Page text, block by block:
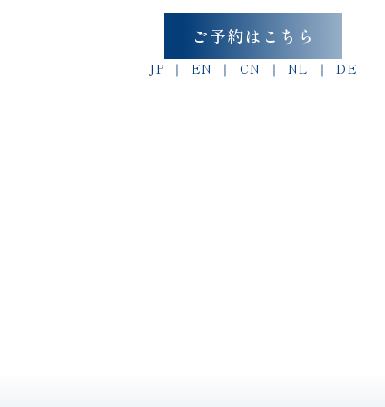
ご予約はこちら
DE
EN
JP NL
CN